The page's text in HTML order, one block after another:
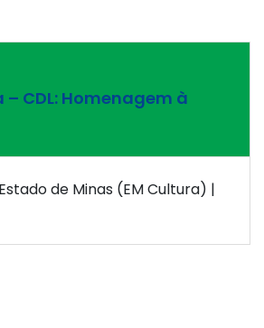
CDL: Homenagem à
de Minas (EM Cultura) |